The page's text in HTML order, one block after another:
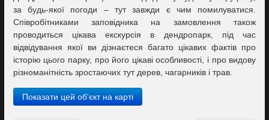
за будь-якої погоди – тут завжди є чим помилуватися.
Співробітниками заповідника на замовлення також
проводиться цікава екскурсія в дендропарк, під час
відвідування якої ви дізнаєтеся багато цікавих фактів про
історію цього парку, про його цікаві особливості, і про видову
різноманітність зростаючих тут дерев, чагарників і трав.
Показати цей об'єкт на карті